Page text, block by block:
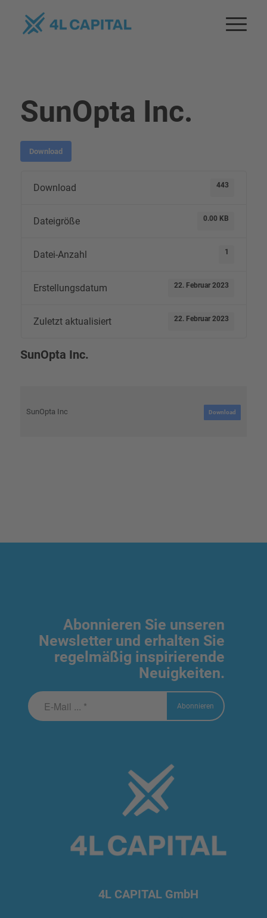
SunOpta Inc.
Download
Download 443
Dateigröße 0.00 KB
Datei-Anzahl 1
Erstellungsdatum 22. Februar 2023
Zuletzt aktualisiert 22. Februar 2023
SunOpta Inc.
SunOpta Inc Download
4L CAPITAL GmbH
Abonnieren Sie unseren
Newsletter und erhalten Sie
regelmäßig inspirierende
Neuigkeiten.